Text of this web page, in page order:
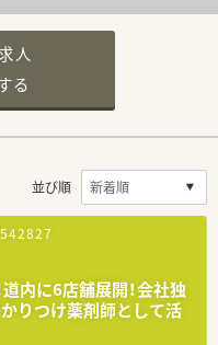
人
る
並び順
542827
道内に6店舗展開！会社独
りつけ薬剤師として活